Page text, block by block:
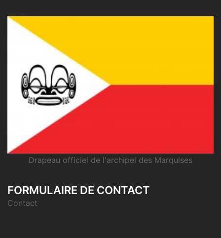
Drapeau officiel de l'archipel des Marquises
FORMULAIRE DE CONTACT
Contact